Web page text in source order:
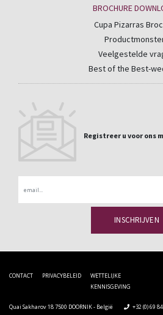
BROCHURE
Cupa Pizarras
Veelgestelde
Best of the Best-
Registreer u voor ons
CONTACT PRIVACYBELEID
WETTELIJKE
KENNISGEVING
Quai Sakharov 18 7500 DOORNIK - België +32 (0) 69